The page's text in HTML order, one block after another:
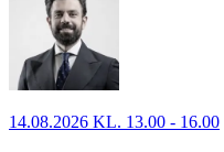
14.08.2026 KL. 13.00 - 16.00